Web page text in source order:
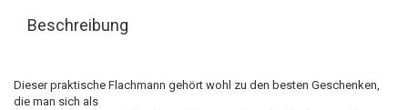
Beschreibung
Dieser praktische Flachmann gehört wohl zu den besten Geschenken,
die man sich als